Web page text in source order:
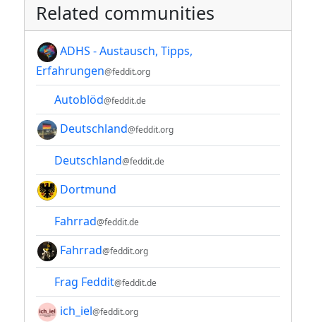
Related communities
ADHS - Austausch, Tipps,
Erfahrungen@feddit.org
Autoblöd@feddit.de
Deutschland@feddit.org
Deutschland@feddit.de
Dortmund
Fahrrad@feddit.de
Fahrrad@feddit.org
Frag Feddit@feddit.de
ich_iel@feddit.org